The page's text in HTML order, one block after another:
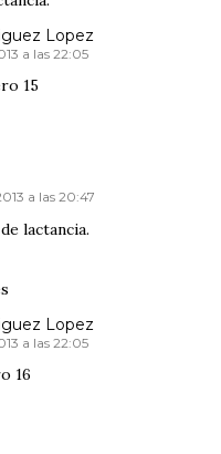
Lopez
a las 22:05
15
a las 20:47
lactancia.
Lopez
a las 22:05
16